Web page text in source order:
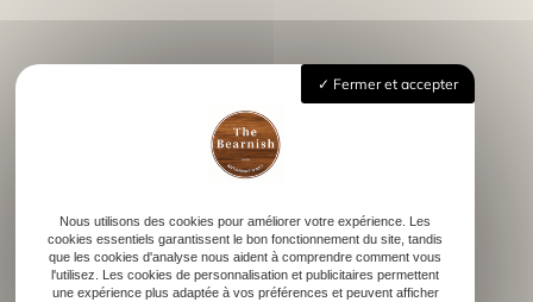
Nos réalisations
Fermer et accepter
Nous utilisons des cookies pour améliorer votre expérience. Les
cookies essentiels garantissent le bon fonctionnement du site, tandis
que les cookies d'analyse nous aident à comprendre comment vous
l'utilisez. Les cookies de personnalisation et publicitaires permettent
une expérience plus adaptée à vos préférences et peuvent afficher